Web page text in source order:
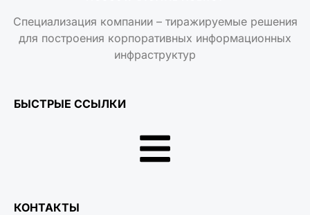
Специализация компании – тиражируемые решения
для построения корпоративных информационных
инфраструктур
БЫСТРЫЕ ССЫЛКИ
КОНТАКТЫ